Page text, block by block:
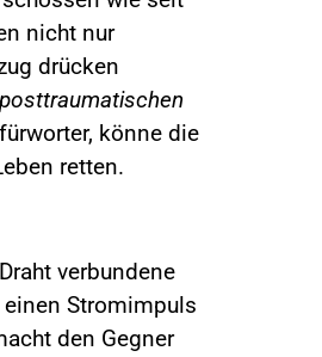
nicht nur
drücken
könne die
retten.
verbundene
Stromimpuls
den Gegner